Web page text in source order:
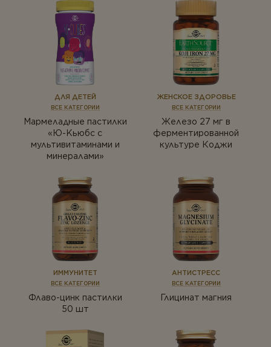
ДЛЯ ДЕТЕЙ
ВСЕ КАТЕГОРИИ
Мармеладные пастилки
«Ю-Kьюбс с
мультивитаминами и
минералами»
ЖЕНСКОЕ ЗДОРОВЬЕ
ВСЕ КАТЕГОРИИ
Железо 27 мг в
ферментированной
культуре Коджи
ИММУНИТЕТ
ВСЕ КАТЕГОРИИ
Флаво-цинк пастилки
50 шт
АНТИСТРЕСС
ВСЕ КАТЕГОРИИ
Глицинат магния